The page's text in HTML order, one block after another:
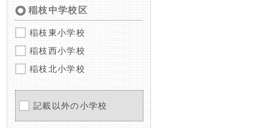
稲枝中学校区
稲枝東小学校
稲枝西小学校
稲枝北小学校
記載以外の小学校